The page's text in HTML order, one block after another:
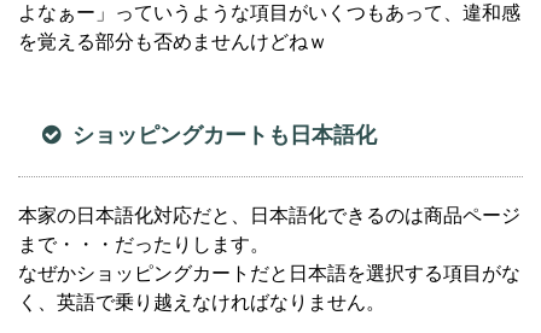
よなぁー」っていうような項目がいくつもあって、違和感
を覚える部分も否めませんけどねｗ
ショッピングカートも日本語化
本家の日本語化対応だと、日本語化できるのは商品ページ
まで・・・だったりします。
なぜかショッピングカートだと日本語を選択する項目がな
く、英語で乗り越えなければなりません。